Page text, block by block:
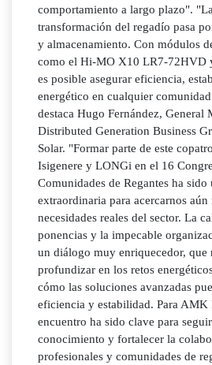
comportamiento a largo plazo".
transformación del regadío pasa
y almacenamiento. Con módulos
como el Hi-MO X10 LR7-72HVD
es posible asegurar eficiencia,
energético en cualquier
destaca Hugo Fernández, General
Distributed Generation Business
Solar. "Formar parte de este
Isigenere y LONGi en el 16
Comunidades de Regantes ha
extraordinaria para acercarnos aún
necesidades reales del sector. La
ponencias y la impecable
un diálogo muy enriquecedor, que
profundizar en los retos
cómo las soluciones avanzadas
eficiencia y estabilidad. Para AMK
encuentro ha sido clave para
conocimiento y fortalecer la
profesionales y comunidades de